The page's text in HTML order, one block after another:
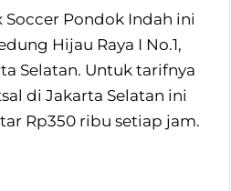
Soccer Pondok Indah ini
Hijau Raya I No.1,
Selatan. Untuk tarifnya
di Jakarta Selatan ini
Rp350 ribu setiap jam.